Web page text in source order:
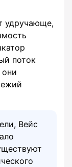
удручающе,
поток
Вейс